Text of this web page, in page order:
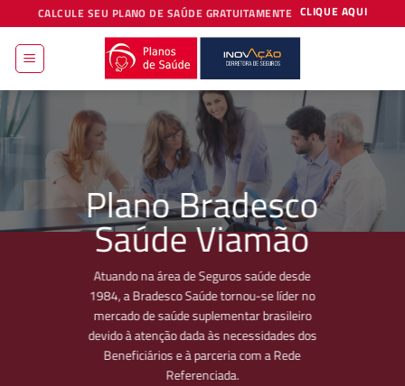
to
content
CALCULE SEU PLANO DE SAÚDE GRATUITAMENTE CLIQUE AQUI
Plano Bradesco
Saúde Viamão
Atuando na área de Seguros saúde desde
1984, a Bradesco Saúde tornou-se líder no
mercado de saúde suplementar brasileiro
devido à atenção dada às necessidades dos
Beneficiários e à parceria com a Rede
Referenciada.